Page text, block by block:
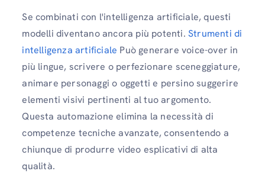
Se combinati con l'intelligenza artificiale, questi
modelli diventano ancora più potenti. Strumenti di
intelligenza artificiale Può generare voice-over in
più lingue, scrivere o perfezionare sceneggiature,
animare personaggi o oggetti e persino suggerire
elementi visivi pertinenti al tuo argomento.
Questa automazione elimina la necessità di
competenze tecniche avanzate, consentendo a
chiunque di produrre video esplicativi di alta
qualità.